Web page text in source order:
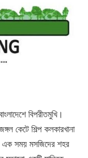
বিপরীতমুখি।
কেটে শিল্প কলকারখানা
এক সময় মসজিদের শহর